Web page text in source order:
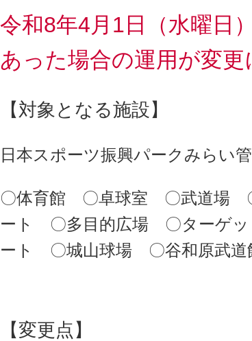
令和8年4月1日（水曜日
あった場合の運用が変更
【対象となる施設】
日本スポーツ振興パークみらい
〇体育館 〇卓球室 〇武道場
ート 〇多目的広場 〇ターゲ
ート 〇城山球場 〇谷和原武
【変更点】